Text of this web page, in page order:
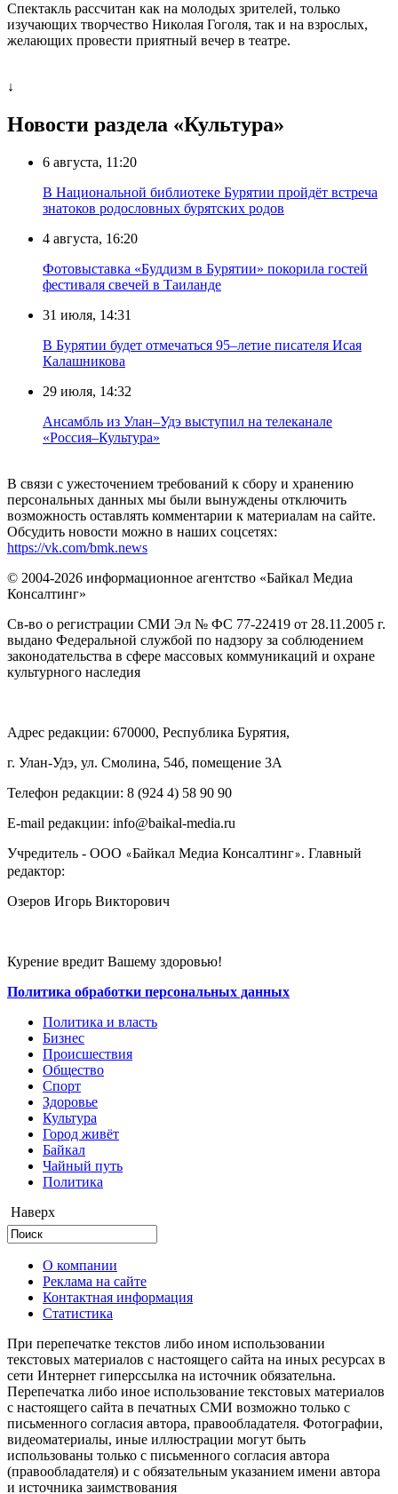
Спектакль рассчитан как на молодых зрителей, только
изучающих творчество Николая Гоголя, так и на взрослых,
желающих провести приятный вечер в театре.
↓
Новости раздела «Культура»
6 августа, 11:20
В Национальной библиотеке Бурятии пройдёт встреча
знатоков родословных бурятских родов
4 августа, 16:20
Фотовыставка «Буддизм в Бурятии» покорила гостей
фестиваля свечей в Таиланде
31 июля, 14:31
В Бурятии будет отмечаться 95–летие писателя Исая
Калашникова
29 июля, 14:32
Ансамбль из Улан–Удэ выступил на телеканале
«Россия–Культура»
В связи с ужесточением требований к сбору и хранению
персональных данных мы были вынуждены отключить
возможность оставлять комментарии к материалам на сайте.
Обсудить новости можно в наших соцсетях:
https://vk.com/bmk.news
© 2004-2026 информационное агентство «Байкал Медиа
Консалтинг»
Св-во о регистрации СМИ Эл № ФС 77-22419 от 28.11.2005 г.
выдано Федеральной службой по надзору за соблюдением
законодательства в сфере массовых коммуникаций и охране
культурного наследия
Адрес редакции: 670000, Республика Бурятия,
г. Улан-Удэ, ул. Смолина, 54б, помещение 3А
Телефон редакции: ‎‎8 (924 4) 58 90 90
E-mail редакции: info@baikal-media.ru
Учредитель - ООО «Байкал Медиа Консалтинг». Главный
редактор:
Озеров Игорь Викторович
Курение вредит Вашему здоровью!
Политика обработки персональных данных
Политика и власть
Бизнес
Происшествия
Общество
Cпорт
Здоровье
Культура
Город живёт
Байкал
Чайный путь
Политика
Наверх
О компании
Реклама на сайте
Контактная информация
Статистика
При перепечатке текстов либо ином использовании
текстовых материалов с настоящего сайта на иных ресурсах в
сети Интернет гиперссылка на источник обязательна.
Перепечатка либо иное использование текстовых материалов
с настоящего сайта в печатных СМИ возможно только с
письменного согласия автора, правообладателя. Фотографии,
видеоматериалы, иные иллюстрации могут быть
использованы только с письменного согласия автора
(правообладателя) и с обязательным указанием имени автора
и источника заимствования